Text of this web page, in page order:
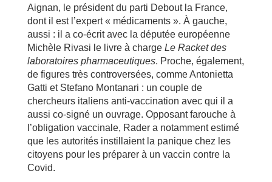
Aignan, le président du parti Debout la France,
dont il est l’expert « médicaments ». À gauche,
aussi : il a co-écrit avec la députée européenne
Michèle Rivasi le livre à charge Le Racket des
laboratoires pharmaceutiques. Proche, également,
de figures très controversées, comme Antonietta
Gatti et Stefano Montanari : un couple de
chercheurs italiens anti-vaccination avec qui il a
aussi co-signé un ouvrage. Opposant farouche à
l’obligation vaccinale, Rader a notamment estimé
que les autorités instillaient la panique chez les
citoyens pour les préparer à un vaccin contre la
Covid.